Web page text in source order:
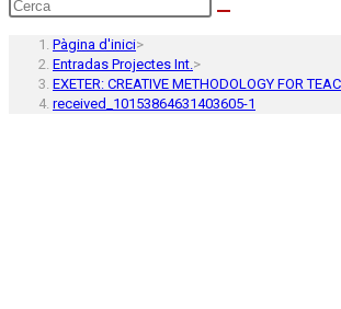
Pàgina d'inici>
Entradas Projectes Int.>
EXETER: CREATIVE METHODOLOGY FOR
received_10153864631403605-1